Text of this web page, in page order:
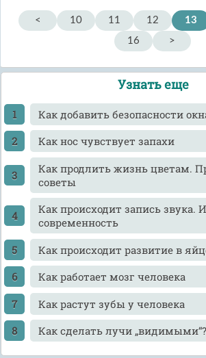
< 10 11 12 13
16
>
Узнать еще
Как добавить безопасности
Как нос чувствует запахи
Как продлить жизнь цветам.
советы
Как происходит запись звука.
современность
Как происходит развитие в
Как работает мозг человека
Как растут зубы у человека
Как сделать лучи